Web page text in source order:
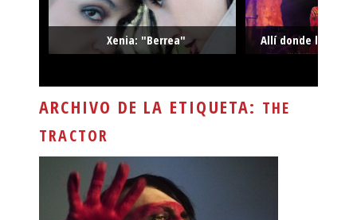
Xenia: "Berrea" Allí donde la
ARCHIVO DE LA ETIQUETA: THE
TRACTOR